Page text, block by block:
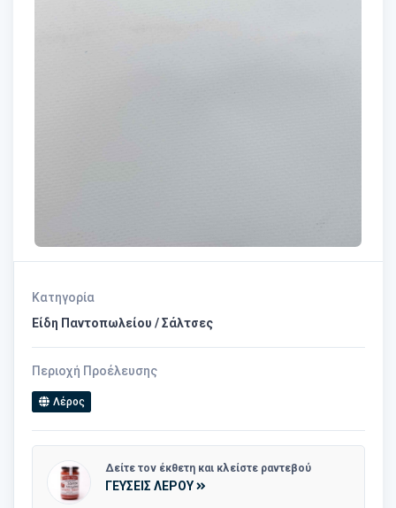
Κατηγορία
Είδη Παντοπωλείου / Σάλτσες
Περιοχή Προέλευσης
Λέρος
Δείτε τον έκθετη και κλείστε ραντεβού
ΓΕΥΣΕΙΣ ΛΕΡΟΥ